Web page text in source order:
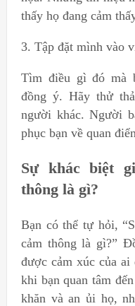
thấy họ đang cảm
3. Tập đặt mình vào
Tìm điều gì đó mà
đồng ý. Hãy thử
người khác. Người
phục bạn về quan
Sự khác biệt
thông là gì?
Bạn có thể tự hỏi,
cảm thông là gì?”
được cảm xúc của
khi bạn quan tâm
khăn và an ủi họ,